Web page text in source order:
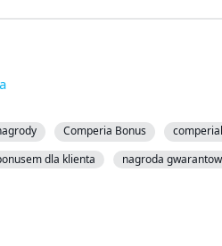
Comperia Bonus
dla klienta nagroda